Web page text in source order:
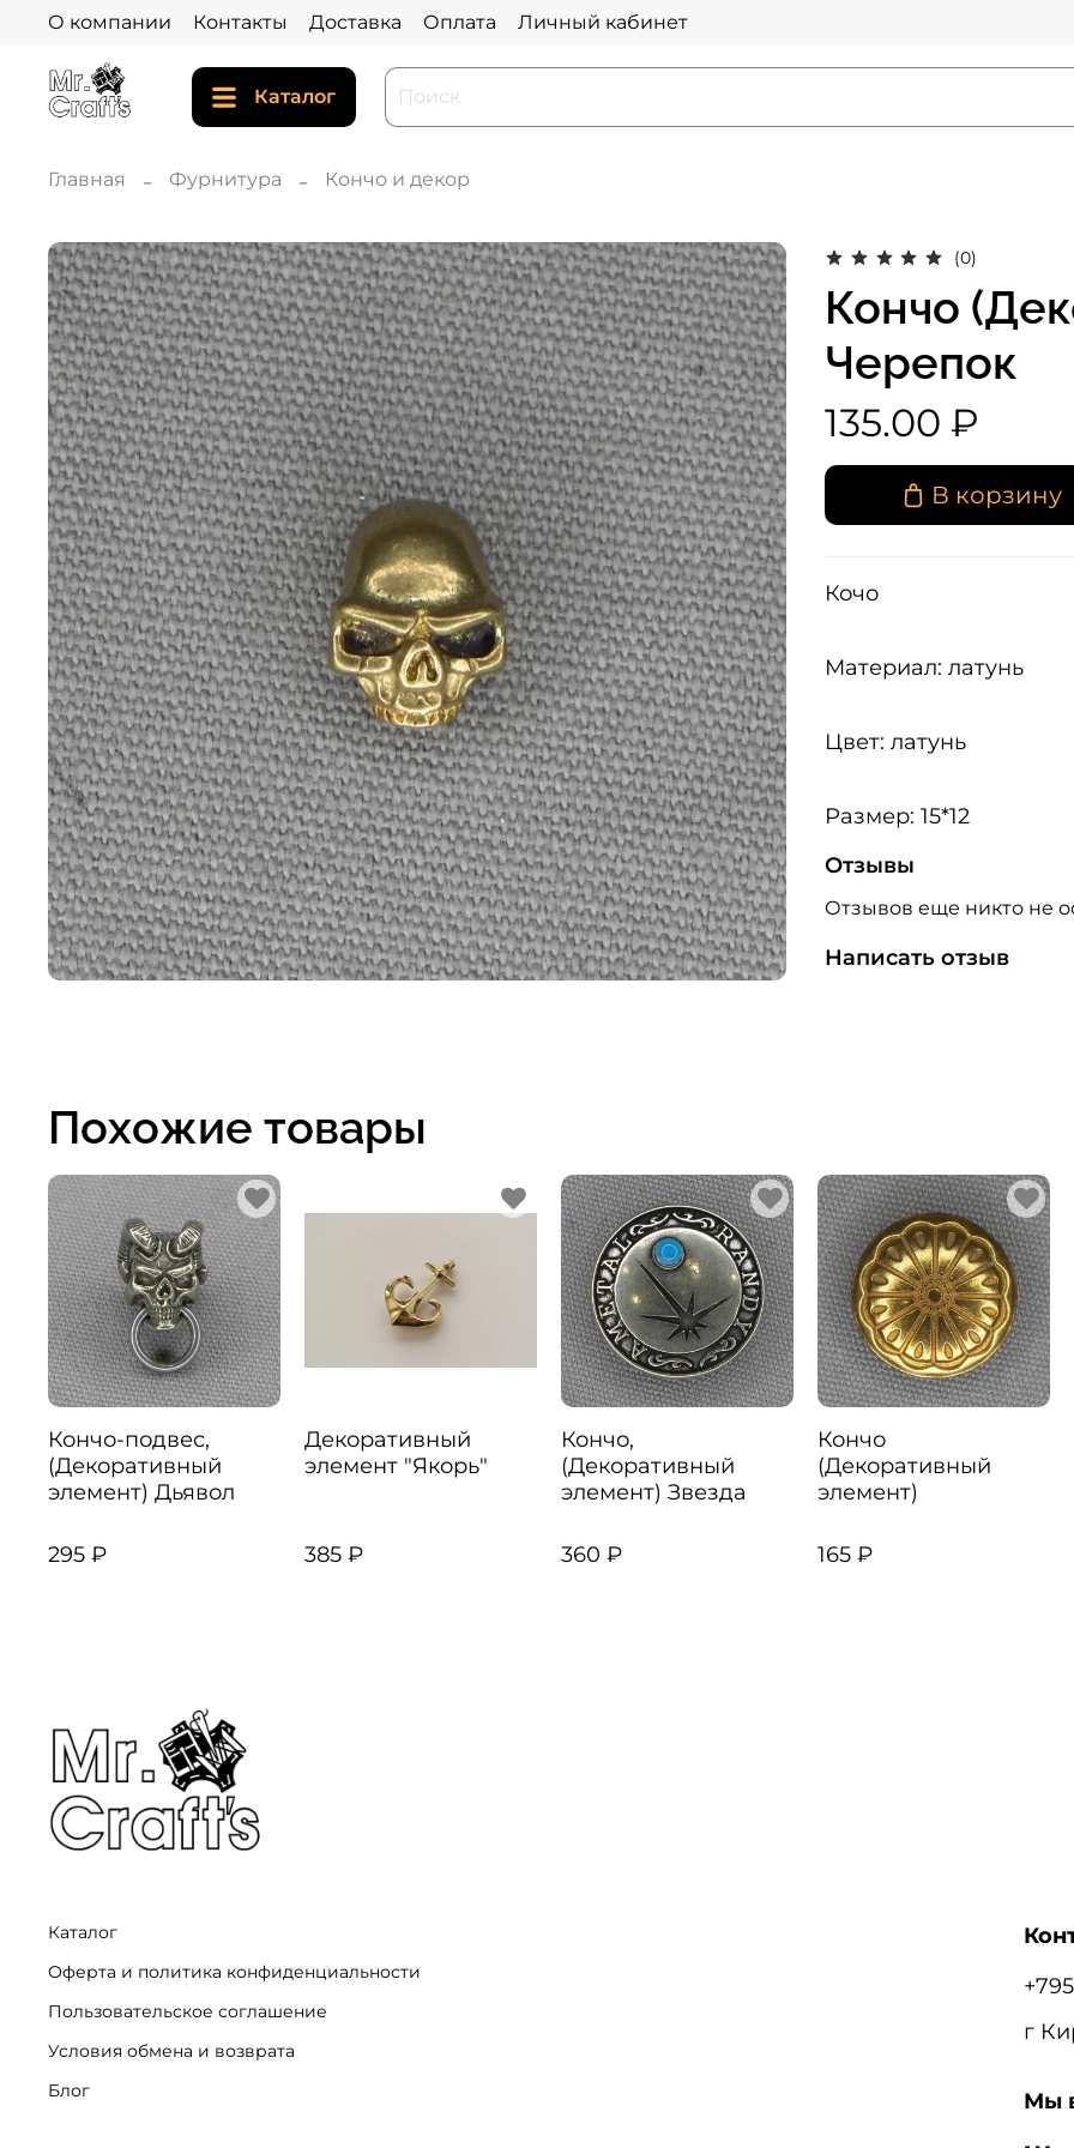
О компании Контакты Доставка Оплата Личный кабинет
Каталог
Главная Фурнитура Кончо и декор
(0)
Кончо
Черепок
135.00 ₽
В корзину
Кочо
Материал: латунь
Цвет: латунь
Размер: 15*12
Отзывы
Отзывов еще никто не
Написать отзыв
Похожие товары
Кончо-подвес,
(Декоративный
элемент) Дьявол
295 ₽
Декоративный
элемент "Якорь"
385 ₽
Кончо,
(Декоративный
элемент) Звезда
360 ₽
Кончо
(Декоративный
элемент)
165 ₽
Каталог
Оферта и политика конфиденциальности
Пользовательское соглашение
Условия обмена и возврата
Блог
г
Мы